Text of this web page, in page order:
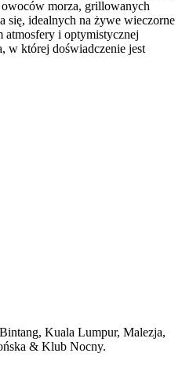
morza, grillowanych
się, idealnych na żywe wieczorne
atmosfery i optymistycznej
w której doświadczenie jest
Kuala Lumpur, Malezja,
& Klub Nocny.